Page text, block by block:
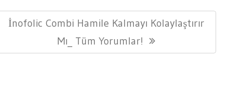
Next
İnofolic Combi Hamile Kalmayı Kolaylaştırır
Mı_ Tüm Yorumlar!